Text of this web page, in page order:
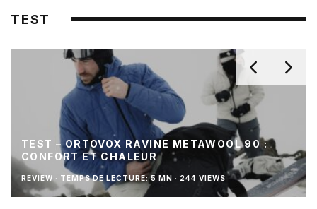
TEST
TEST – ORTOVOX RAVINE METAWOOL 90 :
CONFORT ET CHALEUR
REVIEW · TEMPS DE LECTURE: 5 MN · 244 VIEWS